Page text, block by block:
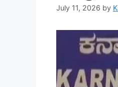
July 11, 2026 by